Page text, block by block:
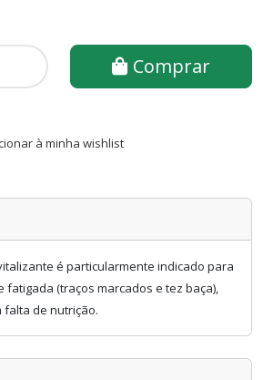
Comprar
à minha wishlist
é particularmente indicado para
fatigada (traços marcados e tez baça),
de nutrição.